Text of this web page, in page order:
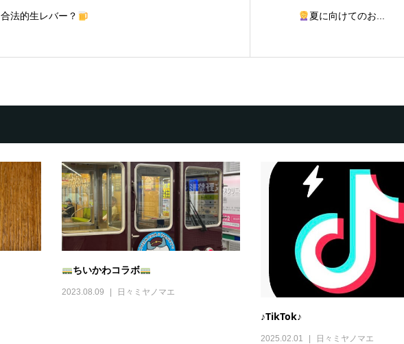
合法的生レバー？ 夏に向けてのお...
ちいかわコラボ
2023.08.09 日々ミヤノマエ
♪TikTok♪
2025.02.01 日々ミヤノマエ